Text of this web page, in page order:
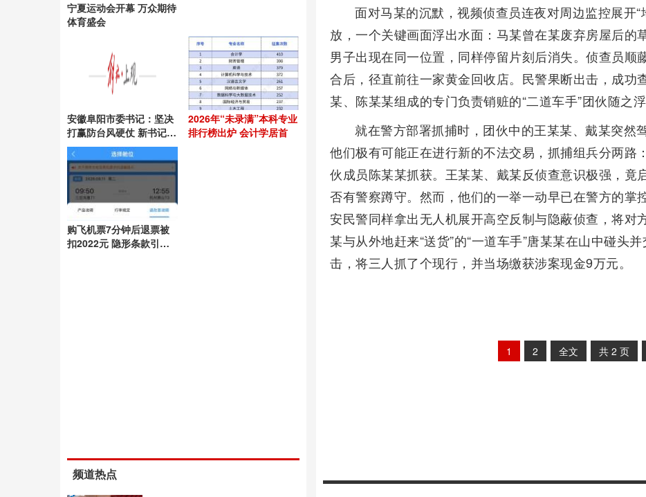
面对马某的沉默，视频侦查员连夜对周边监控展开
放，一个关键画面浮出水面：马某曾在某废弃房屋后的
男子出现在同一位置，同样停留片刻后消失。侦查员顺
合后，径直前往一家黄金回收店。民警果断出击，成功
某、陈某某组成的专门负责销赃的“二道车手”团伙随之浮
就在警方部署抓捕时，团伙中的王某某、戴某突然
他们极有可能正在进行新的不法交易，抓捕组兵分两路
伙成员陈某某抓获。王某某、戴某反侦查意识极强，竟
否有警察蹲守。然而，他们的一举一动早已在警方的掌
安民警同样拿出无人机展开高空反制与隐蔽侦查，将对
某与从外地赶来“送货”的“一道车手”唐某某在山中碰头
击，将三人抓了个现行，并当场缴获涉案现金9万元。
1 2 全文 共 2 页
宁夏运动会开幕 万众期待
体育盛会
安徽阜阳市委书记：坚决
打赢防台风硬仗 新书记上
任引领抗灾
2026年“未录满”本科专业
排行榜出炉 会计学居首
购飞机票7分钟后退票被
扣2022元 隐形条款引争
频道热点